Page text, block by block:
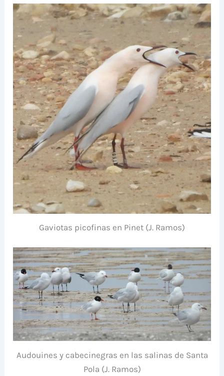
Gaviotas picofinas en Pinet (J. Ramos)
Audouines y cabecinegras en las salinas de Santa
Pola (J. Ramos)